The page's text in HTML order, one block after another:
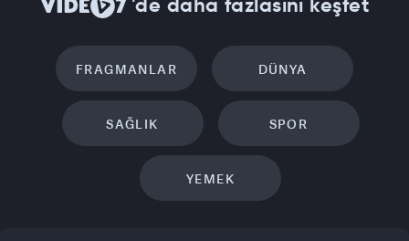
'de daha fazlasını keşfet
FRAGMANLAR DÜNYA
SAĞLIK SPOR
YEMEK